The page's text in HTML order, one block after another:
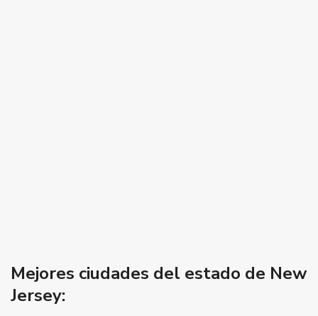
Mejores ciudades del estado de New
Jersey: